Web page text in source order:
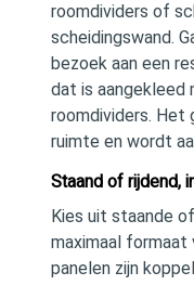
roomdividers of
scheidingswand.
bezoek aan een
dat is
roomdividers. Het
ruimte en wordt
Staand of rijdend,
Kies uit staande
maximaal formaat
panelen zijn